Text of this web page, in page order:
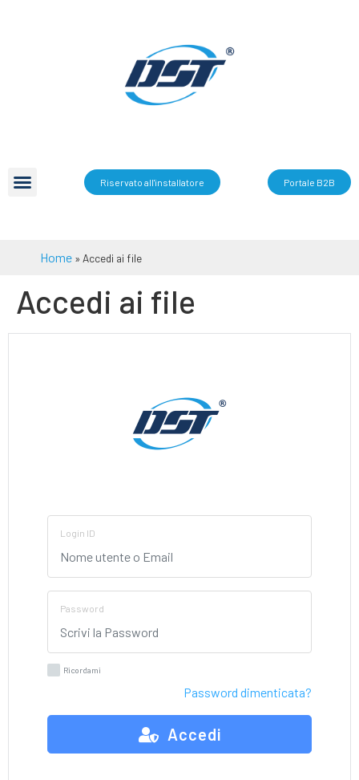
Riservato all'installatore Portale B2B
Home » Accedi ai file
Accedi ai file
Login ID
Password
Ricordami
Password dimenticata?
Accedi